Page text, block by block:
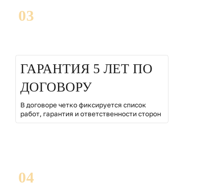
03
ГАРАНТИЯ 5 ЛЕТ ПО
ДОГОВОРУ
В договоре четко фиксируется список
работ, гарантия и ответственности сторон
04